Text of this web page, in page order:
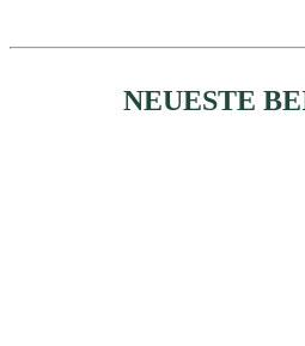
NEUESTE